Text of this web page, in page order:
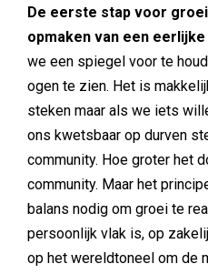
De eerste stap voor
opmaken van een eerlijke
we een spiegel voor te
ogen te zien. Het is
steken maar als we iets
ons kwetsbaar op durven
community. Hoe groter het
community. Maar het
balans nodig om groei te
persoonlijk vlak is, op
op het wereldtoneel om de